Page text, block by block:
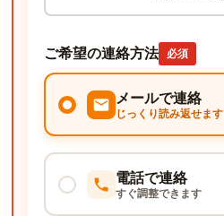
ご希望の連絡方法 必須
メールで連絡
じっくり読み返せます
電話で連絡
すぐ調整できます